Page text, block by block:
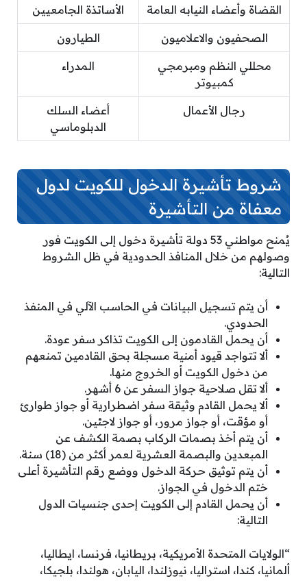
القضاة وأعضاء النيابه العامة الأساتذة الجامعيين
الصحفيون والاعلاميون الطيارون
محللي النظم ومبرمجي
كمبيوتر
المدراء
رجال الأعمال
أعضاء السلك
الدبلوماسي
شروط تأشيرة الدخول للكويت لدول
معفاة من التأشيرة
يُمنح مواطني 53 دولة تأشيرة دخول إلى الكويت فور
وصولهم من خلال المنافذ الحدودية في ظل الشروط
التالية:
أن يتم تسجيل البيانات في الحاسب الآلي في المنفذ
الحدودي.
أن يحمل القادمون إلى الكويت تذاكر سفر عودة.
ألا تتواجد قيود أمنية مسجلة بحق القادمين تمنعهم
من دخول الكويت أو الخروج منها.
ألا تقل صلاحية جواز السفر عن 6 أشهر.
ألا يحمل القادم وثيقة سفر اضطرارية أو جواز طوارئ
أو مؤقت، أو جواز مرور، أو جواز لاجئين.
أن يتم أخذ بصمات الركاب بصمة الكشف عن
المبعدين والبصمة العشرية لعمر أكثر من (18) سنة.
أن يتم توثيق حركة الدخول ووضع رقم التأشيرة أعلى
ختم الدخول في الجواز.
أن يحمل القادم إلى الكويت إحدى جنسيات الدول
التالية:
“الولايات المتحدة الأمريكية، بريطانيا، فرنسا، ايطاليا،
ألمانيا، كندا، استراليا، نيوزلندا، اليابان، هولندا، بلجيكا،